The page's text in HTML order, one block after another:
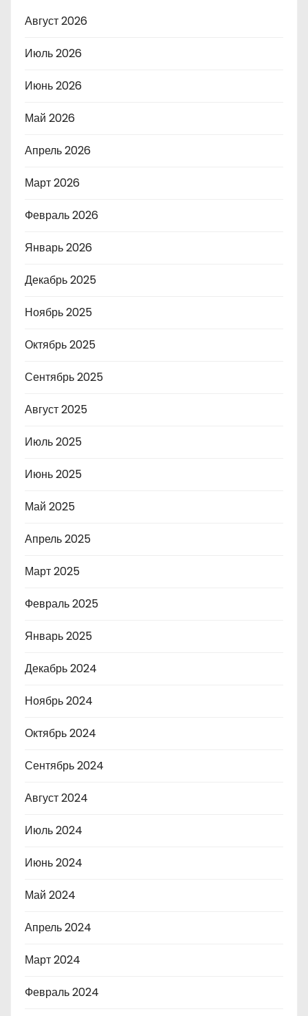
Август 2026
Июль 2026
Июнь 2026
Май 2026
Апрель 2026
Март 2026
Февраль 2026
Январь 2026
Декабрь 2025
Ноябрь 2025
Октябрь 2025
Сентябрь 2025
Август 2025
Июль 2025
Июнь 2025
Май 2025
Апрель 2025
Март 2025
Февраль 2025
Январь 2025
Декабрь 2024
Ноябрь 2024
Октябрь 2024
Сентябрь 2024
Август 2024
Июль 2024
Июнь 2024
Май 2024
Апрель 2024
Март 2024
Февраль 2024